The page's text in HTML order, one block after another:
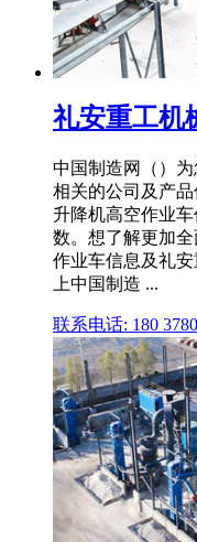
礼安重工机
中国制造网（）
相关的公司及产
升降机高空作业
数。想了解更加
作业车信息及礼
上中国制造 ...
联系电话: 180